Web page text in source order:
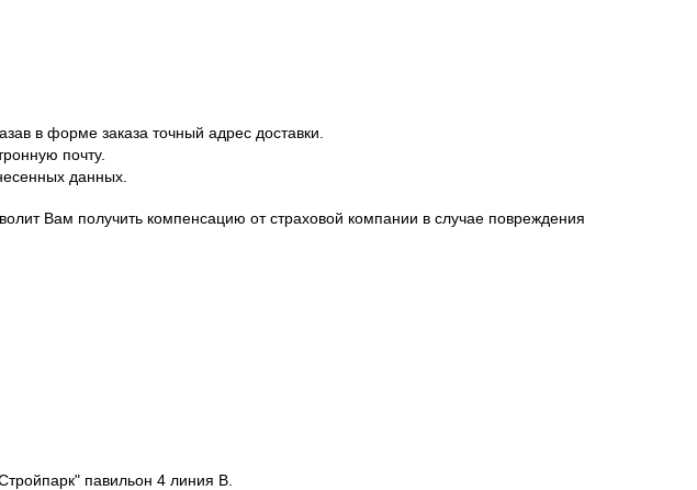
в форме заказа точный адрес доставки.
почту.
данных.
Вам получить компенсацию от страховой компании в случае повреждения
павильон 4 линия В.